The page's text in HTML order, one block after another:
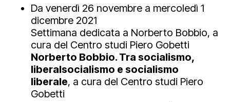
Da venerdì 26 novembre a mercoledì 1
dicembre 2021
Settimana dedicata a Norberto Bobbio, a
cura del Centro studi Piero Gobetti
Norberto Bobbio. Tra socialismo,
liberalsocialismo e socialismo
liberale, a cura del Centro studi Piero
Gobetti